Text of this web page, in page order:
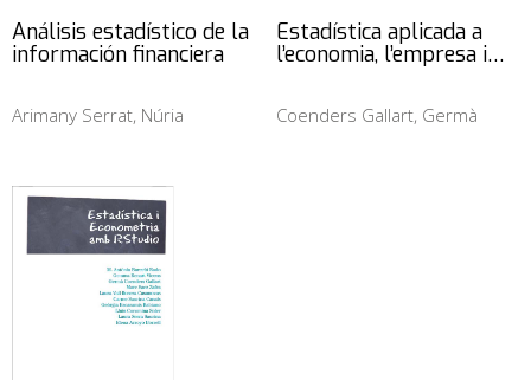
Análisis estadístico de la
información financiera
Arimany Serrat, Núria
Estadística aplicada a
l’economia, l’empresa i…
Coenders Gallart, Germà